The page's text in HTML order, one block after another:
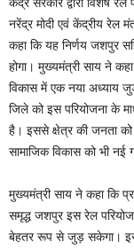
नरेंद्र मोदी एवं केंद्रीय रेल
कहा कि यह निर्णय जशपुर
होगा। मुख्यमंत्री साय ने
विकास में एक नया अध्याय
जिले को इस परियोजना के
है। इससे क्षेत्र की जनता
सामाजिक विकास को भी नई
मुख्यमंत्री साय ने कहा कि
समृद्ध जशपुर इस रेल
बेहतर रूप से जुड़ सकेगा। इससे